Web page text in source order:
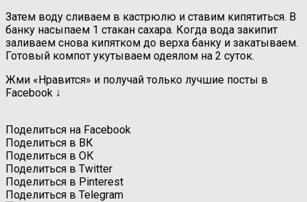
Затем воду сливаем в кастрюлю и ставим кипятиться. В
банку насыпаем 1 стакан сахара. Когда вода закипит
заливаем снова кипятком до верха банку и закатываем.
Готовый компот укутываем одеялом на 2 суток.
Жми «Нравится» и получай только лучшие посты в
Facebook ↓
Поделиться на Facebook
Поделиться в ВК
Поделиться в ОК
Поделиться в Twitter
Поделиться в Pinterest
Поделиться в Telegram